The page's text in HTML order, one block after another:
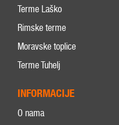
Terme Laško
Rimske terme
Moravske toplice
Terme Tuhelj
INFORMACIJE
O nama